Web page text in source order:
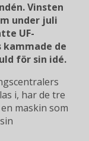
. Vinsten
under juli
UF-
de
för sin idé.
i, har de tre
maskin som